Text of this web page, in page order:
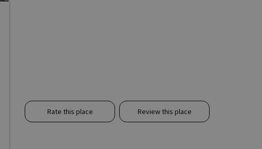
Rate this place Review this place